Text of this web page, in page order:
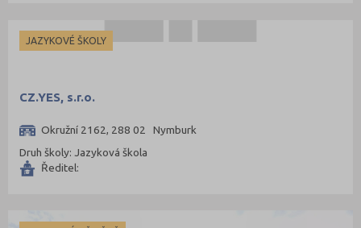
Ostrava-město (221)
Pelhřimov (62)
Plzeň-jih (38)
Plzeň-město (141)
Praha hlavní město (1004)
JAZYKOVÉ ŠKOLY
CZ.YES, s.r.o.
Okružní 2162, 288 02 Nymburk
Druh školy: Jazyková škola
Ředitel: